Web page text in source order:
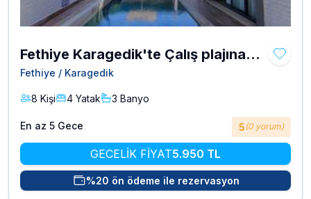
Fethiye Karagedik'te Çalış plajına
yakın havuzlu kiralık Villa Alp
Fethiye / Karagedik
8 Kişi 4 Yatak 3 Banyo
%20 ön ödeme ile rezervasyon
En az 5 Gece 5 (0 yorum)
GECELİK FİYAT5.950 TL